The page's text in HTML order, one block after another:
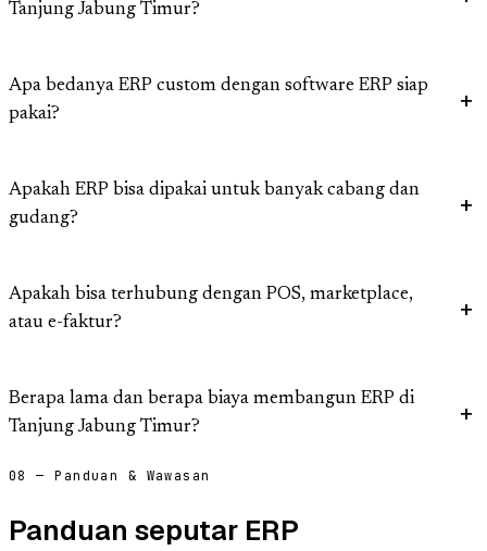
Tanjung Jabung Timur?
Apa bedanya ERP custom dengan software ERP siap
pakai?
Apakah ERP bisa dipakai untuk banyak cabang dan
gudang?
Apakah bisa terhubung dengan POS, marketplace,
atau e-faktur?
Berapa lama dan berapa biaya membangun ERP di
Tanjung Jabung Timur?
08 — Panduan & Wawasan
Panduan seputar ERP